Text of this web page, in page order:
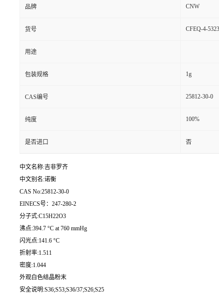
品牌 CNW
货号 CFEQ-4-
用途
包装规格 1g
CAS编号 25812-30-0
纯度 100%
是否进口 否
中文名称:吉非罗齐
中文别名:诺衡
CAS No:25812-30-0
EINECS号：247-280-2
分子式:C15H22O3
沸点:394.7 °C at 760 mmHg
闪光点:141.6 °C
折射率:1.511
密度:1.044
外观白色结晶粉末
安全说明:S36;S53;S36/37;S26;S25